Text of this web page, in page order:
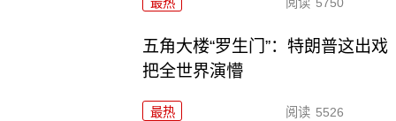
五角大楼“罗生门”：特朗普这出戏
把全世界演懵
最热 阅读 5526